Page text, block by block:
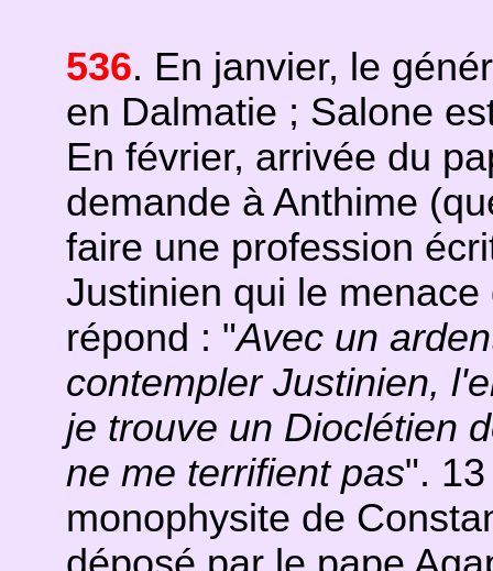
536. En janvier, le
en Dalmatie ; Salone
En février, arrivée du
demande à Anthime
faire une profession
Justinien qui le
répond : "Avec un
contempler Justinien,
je trouve un Dioclétien
ne me terrifient pas".
monophysite de